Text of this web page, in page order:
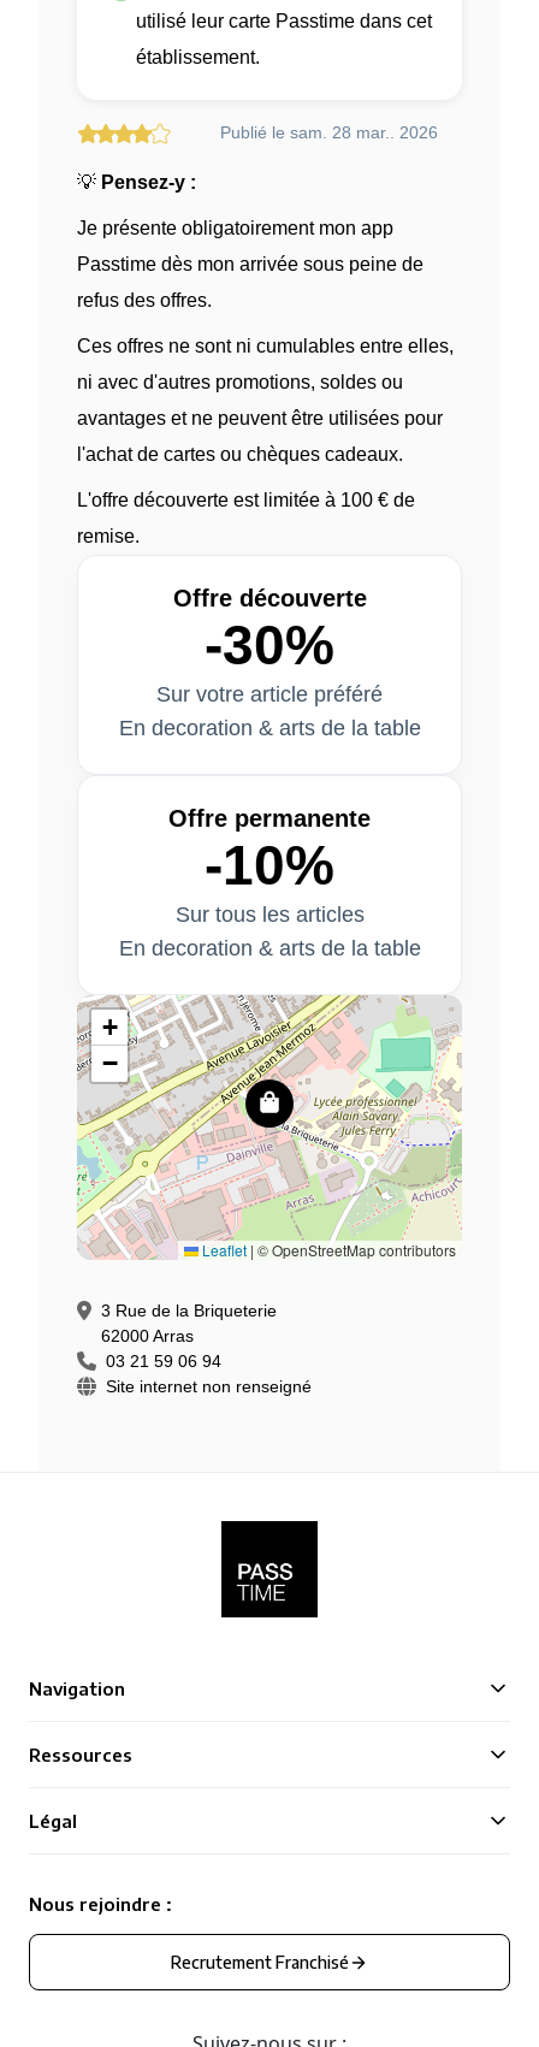
utilisé leur carte Passtime dans cet
établissement.
Publié le sam. 28 mar.. 2026
💡 Pensez-y :
Je présente obligatoirement mon app
Passtime dès mon arrivée sous peine de
refus des offres.
Ces offres ne sont ni cumulables entre elles,
ni avec d'autres promotions, soldes ou
avantages et ne peuvent être utilisées pour
l'achat de cartes ou chèques cadeaux.
L'offre découverte est limitée à 100 € de
remise.
Offre découverte
-30%
Sur votre article préféré
En decoration & arts de la table
Offre permanente
-10%
Sur tous les articles
En decoration & arts de la table
+
−
Leaflet | © OpenStreetMap contributors
3 Rue de la Briqueterie
62000 Arras
03 21 59 06 94
Site internet non renseigné
Navigation
Ressources
Légal
Nous rejoindre :
Recrutement Franchisé